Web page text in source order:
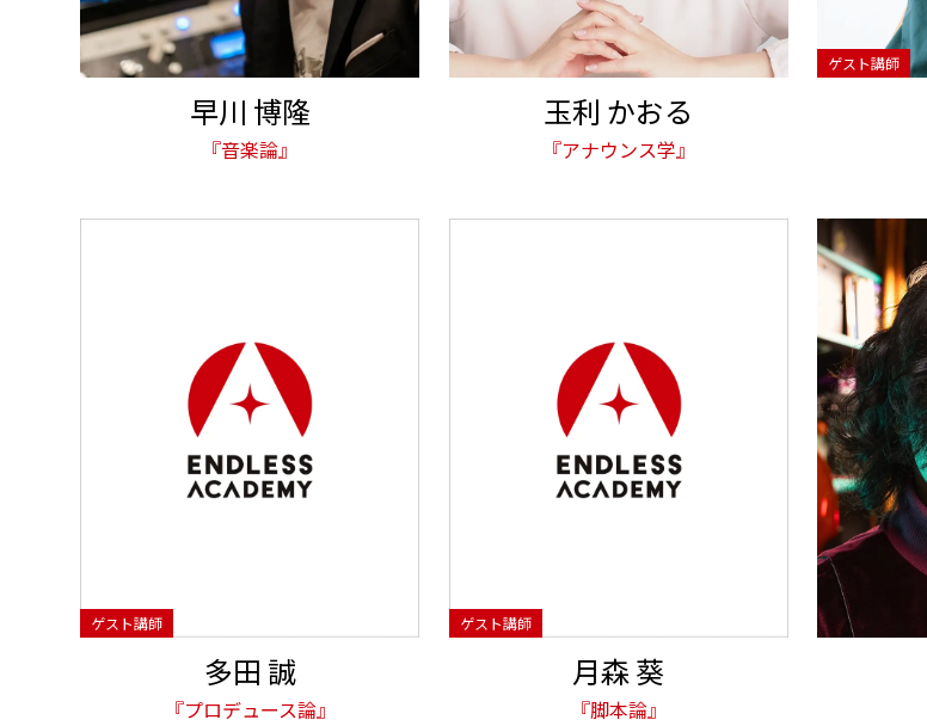
早川 博隆
『音楽論』
玉利 かおる
『アナウンス学』
多田 誠
『プロデュース論』
月森 葵
『脚本論』